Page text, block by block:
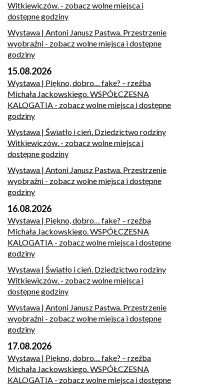
Witkiewiczów. - zobacz wolne miejsca i
dostępne godziny
Wystawa | Antoni Janusz Pastwa. Przestrzenie
wyobraźni - zobacz wolne miejsca i dostępne
godziny
15.08.2026
Wystawa | Piękno, dobro… fake? – rzeźba
Michała Jackowskiego. WSPÓŁCZESNA
KALOGATIA - zobacz wolne miejsca i dostępne
godziny
Wystawa | Światło i cień. Dziedzictwo rodziny
Witkiewiczów. - zobacz wolne miejsca i
dostępne godziny
Wystawa | Antoni Janusz Pastwa. Przestrzenie
wyobraźni - zobacz wolne miejsca i dostępne
godziny
16.08.2026
Wystawa | Piękno, dobro… fake? – rzeźba
Michała Jackowskiego. WSPÓŁCZESNA
KALOGATIA - zobacz wolne miejsca i dostępne
godziny
Wystawa | Światło i cień. Dziedzictwo rodziny
Witkiewiczów. - zobacz wolne miejsca i
dostępne godziny
Wystawa | Antoni Janusz Pastwa. Przestrzenie
wyobraźni - zobacz wolne miejsca i dostępne
godziny
17.08.2026
Wystawa | Piękno, dobro… fake? – rzeźba
Michała Jackowskiego. WSPÓŁCZESNA
KALOGATIA - zobacz wolne miejsca i dostępne